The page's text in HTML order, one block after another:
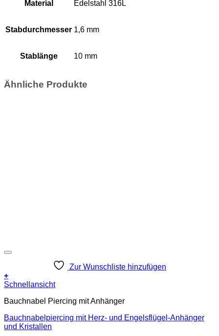
Material Edelstahl 316L
Stabdurchmesser 1,6 mm
Stablänge 10 mm
Ähnliche Produkte
Zur Wunschliste hinzufügen
+
Schnellansicht
Bauchnabel Piercing mit Anhänger
Bauchnabelpiercing mit Herz- und Engelsflügel-Anhänger
und Kristallen